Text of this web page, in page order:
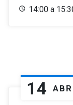
14:00 a
14 ABR